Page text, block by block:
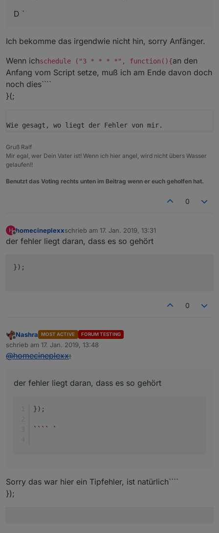
D `
Ich bekomme das irgendwie nicht hin, sorry Anfänger.
Wenn ichschedule ("3 * * * *", function(){an den
Anfang vom Script setze, muß ich am Ende davon doch
noch dies````
}(;
Wie gesagt, wo liegt der Fehler von mir.
Gruß Ralf
Mir egal, wer Dein Vater ist! Wenn ich hier angel, wird nicht übers Wasser
gelaufen!!
Benutzt das Voting rechts unten im Beitrag wenn er euch geholfen hat.
0
H
Offline
homecineplexxschrieb am 17. Jan. 2019, 13:31
zuletzt editiert von
der fehler liegt daran, dass es so gehört
});
0
Offline
Nashra MOST ACTIVE FORUM TESTING
schrieb am 17. Jan. 2019, 13:48
zuletzt editiert von
@homecineplexx:
der fehler liegt daran, dass es so gehört
});
`` `` `
Sorry das war hier ein Tipfehler, ist natürlich````
});